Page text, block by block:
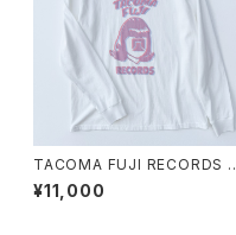
TACOMA FUJI RECORDS L
OGO LS ’25 ロングスリーブシ
ャツ
¥11,000